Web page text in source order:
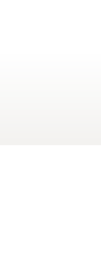
Encontre um